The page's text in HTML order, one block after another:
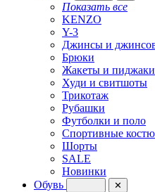
Показать все
KENZO
Y-3
Джинсы и
Брюки
Жакеты и пиджаки
Худи и свитшоты
Трикотаж
Рубашки
Футболки и поло
Спортивные
Шорты
SALE
Новинки
Обувь
✕